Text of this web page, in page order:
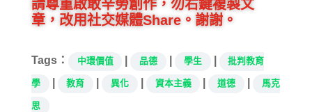
請尊重啟敢辛勞創作，勿右鍵複製文
章，改用社交媒體Share。謝謝。
Tags： 中環價值 品德 學生 批判教育
學 教育 異化 資本主義 道德 馬克
思